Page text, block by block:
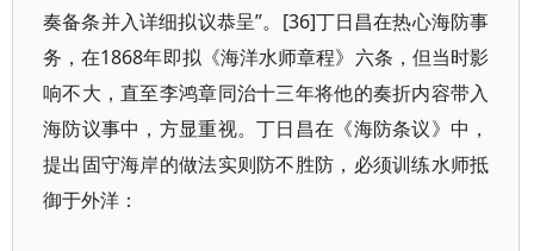
奏备条并入详细拟议恭呈”。[36]丁日昌在热心海防事
务，在1868年即拟《海洋水师章程》六条，但当时影
响不大，直至李鸿章同治十三年将他的奏折内容带入
海防议事中，方显重视。丁日昌在《海防条议》中，
提出固守海岸的做法实则防不胜防，必须训练水师抵
御于外洋：